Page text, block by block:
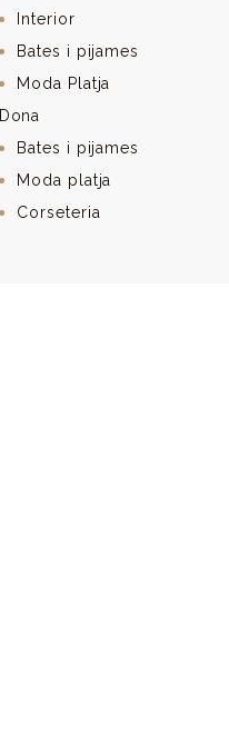
Interior
Bates i pijames
Moda Platja
Dona
Bates i pijames
Moda platja
Corseteria